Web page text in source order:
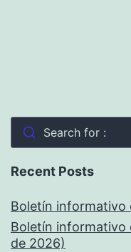
Search for :
Recent Posts
Boletín informativo
Boletín informativo
de 2026)